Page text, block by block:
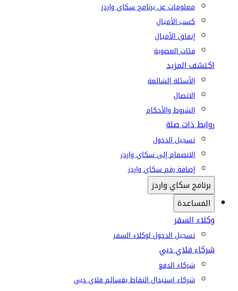
معلومات عن برنامج سكاي واردز
كسب الأميال
إنفاق الأميال
فئات العضوية
اكتشف المزيد
الأسئلة الشائعة
الاتصال
الشروط والأحكام
روابط ذات صلة
تسجيل الدخول
الانضمام إلى سكاي واردز
إضافة رقم سكاي واردز
برنامج سكاي واردز
المساعدة
وكلاء السفر
تسجيل الدخول لوكلاء السفر
شركاء فلاي دبي
شركاء الدفع
شركاء استبدال النقاط بقسائم فلاي دبي